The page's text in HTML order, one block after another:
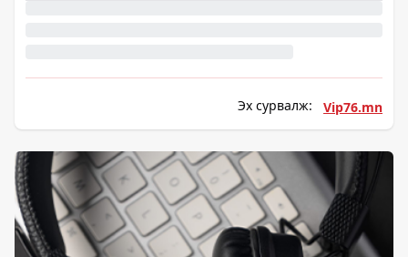
Эх сурвалж: Vip76.mn